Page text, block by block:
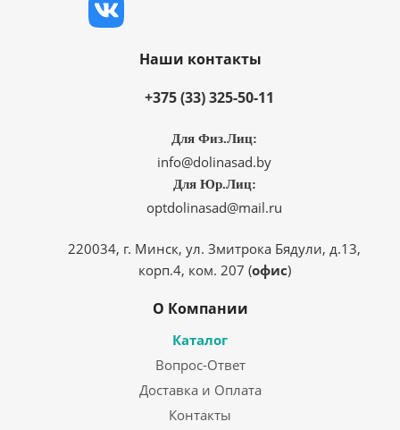
Наши контакты
+375 (33) 325-50-11
Для Физ.Лиц:
info@dolinasad.by
Для Юр.Лиц:
optdolinasad@mail.ru
220034, г. Минск, ул. Змитрока Бядули, д.13,
корп.4, ком. 207 (офис)
О Компании
Каталог
Вопрос-Ответ
Доставка и Оплата
Контакты